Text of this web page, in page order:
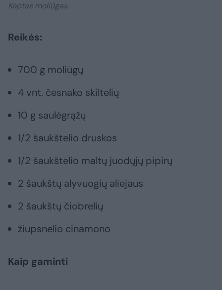
Keptas moliūgas.
Reikės:
700 g moliūgų
4 vnt. česnako skiltelių
10 g saulėgrąžų
1/2 šaukštelio druskos
1/2 šaukštelio maltų juodųjų pipirų
2 šaukštų alyvuogių aliejaus
2 šaukštų čiobrelių
žiupsnelio cinamono
Kaip gaminti